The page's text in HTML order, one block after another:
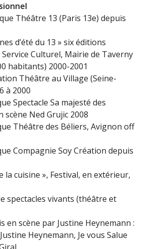
Théâtre 13 (Paris 13e) depuis
d’été du 13 » six éditions
Culturel, Mairie de Taverny
habitants) 2000-2001
Théâtre au Village (Seine-
à 2000
Spectacle Sa majesté des
scène Ned Grujic 2008
Théâtre des Béliers, Avignon off
Compagnie Soy Création depuis
la cuisine », Festival, en extérieur,
spectacles vivants (théâtre et
en scène par Justine Heynemann :
Heynemann, Je vous Salue